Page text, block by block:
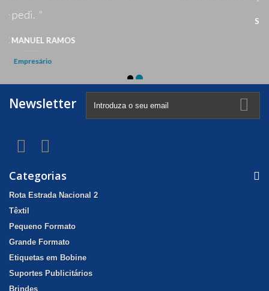
Newsletter
Categorias
Rota Estrada Nacional 2
Têxtil
Pequeno Formato
Grande Formato
Etiquetas em Bobine
Suportes Publicitários
Brindes